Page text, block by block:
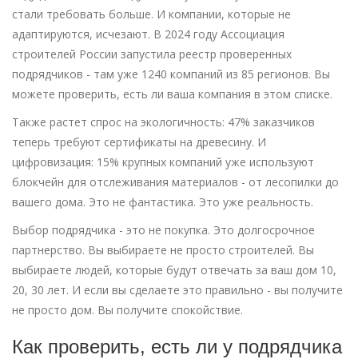
стали требовать больше. И компании, которые не
адаптируются, исчезают. В 2024 году Ассоциация
строителей России запустила реестр проверенных
подрядчиков - там уже 1240 компаний из 85 регионов. Вы
можете проверить, есть ли ваша компания в этом списке.
Также растет спрос на экологичность: 47% заказчиков
теперь требуют сертификаты на древесину. И
цифровизация: 15% крупных компаний уже используют
блокчейн для отслеживания материалов - от лесопилки до
вашего дома. Это не фантастика. Это уже реальность.
Выбор подрядчика - это не покупка. Это долгосрочное
партнерство. Вы выбираете не просто строителей. Вы
выбираете людей, которые будут отвечать за ваш дом 10,
20, 30 лет. И если вы сделаете это правильно - вы получите
не просто дом. Вы получите спокойствие.
Как проверить, есть ли у подрядчика